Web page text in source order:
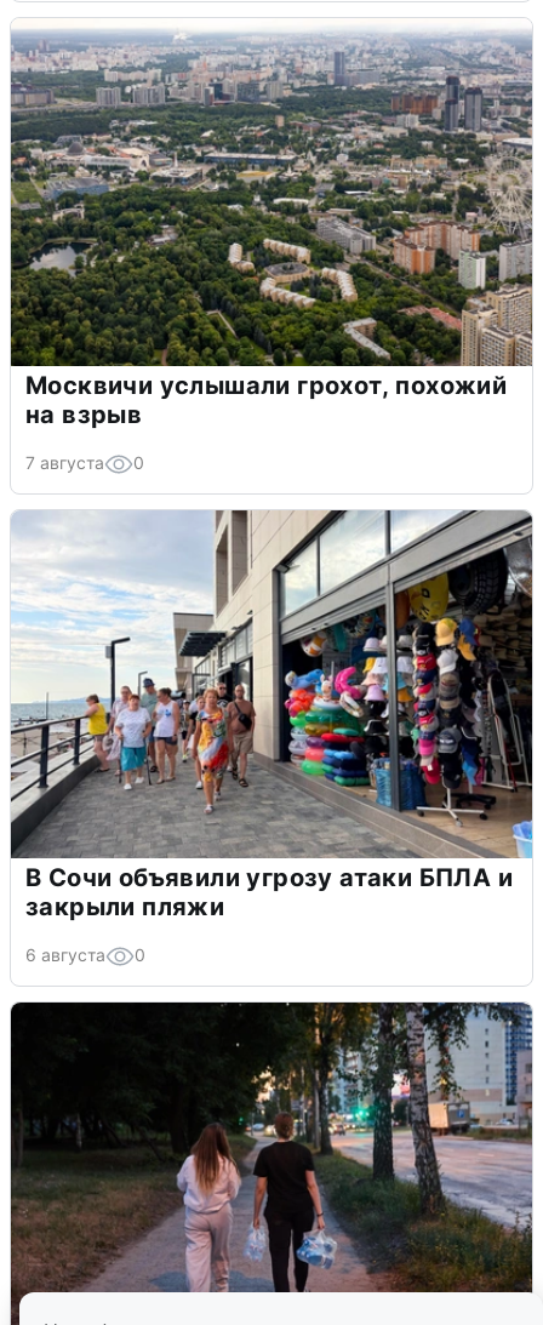
Москвичи услышали грохот, похожий
на взрыв
7 августа 0
В Сочи объявили угрозу атаки БПЛА и
закрыли пляжи
6 августа 0